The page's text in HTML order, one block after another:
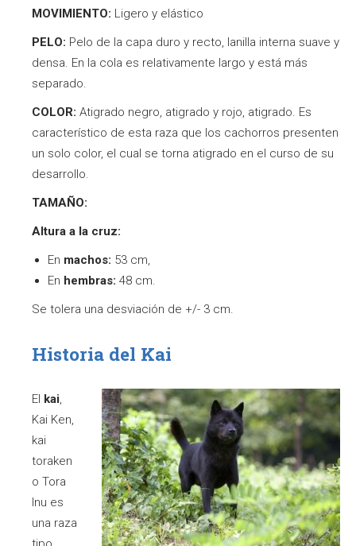
MOVIMIENTO: Ligero y elástico
PELO: Pelo de la capa duro y recto, lanilla interna suave y
densa. En la cola es relativamente largo y está más
separado.
COLOR: Atigrado negro, atigrado y rojo, atigrado. Es
característico de esta raza que los cachorros presenten
un solo color, el cual se torna atigrado en el curso de su
desarrollo.
TAMAÑO:
Altura a la cruz:
En machos: 53 cm,
En hembras: 48 cm.
Se tolera una desviación de +/- 3 cm.
Historia del Kai
El kai,
Kai Ken,
kai
toraken
o Tora
Inu es
una raza